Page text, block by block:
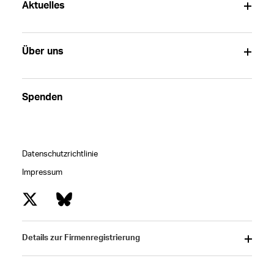
Aktuelles
Über uns
Spenden
Datenschutzrichtlinie
Impressum
Details zur Firmenregistrierung